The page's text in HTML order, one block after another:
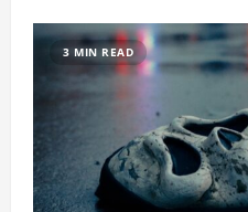
Film
Hoppers
überzeugt,
während
The
Bride
flopp
3 MIN READ